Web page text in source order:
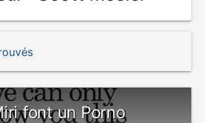
font un Porno